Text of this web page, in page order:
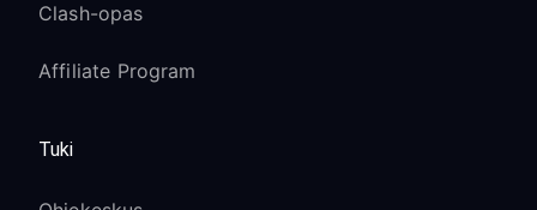
Clash-opas
Affiliate Program
Tuki